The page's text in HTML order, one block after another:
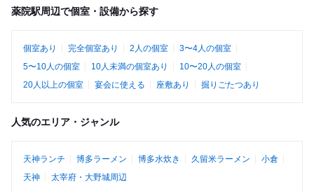
薬院駅周辺で個室・設備から探す
個室あり 完全個室あり 2人の個室
3〜4人の個室
5〜10人の個室
10人未満の個室あり
10〜20人の個室
20人以上の個室
宴会に使える 座敷あり 掘りごたつあり
人気のエリア・ジャンル
天神ランチ 博多ラーメン 博多水炊き 久留米ラーメン
小倉
天神
太宰府・大野城周辺